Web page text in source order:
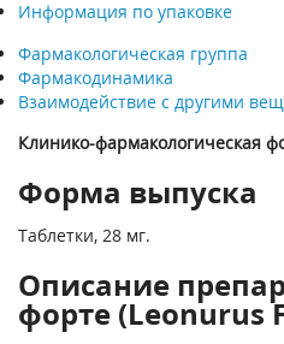
Информация по упаковке
Фармакологическая группа
Фармакодинамика
Взаимодействие с другими
Клинико-фармакологическая
Форма выпуска
Таблетки, 28 мг.
Описание
форте (Leonurus